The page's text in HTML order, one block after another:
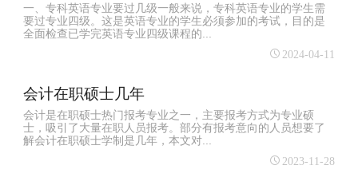
一、专科英语专业要过几级一般来说，专科英语专业的学生需
要过专业四级。这是英语专业的学生必须参加的考试，目的是
全面检查已学完英语专业四级课程的...
2024-04-11
会计在职硕士几年
会计是在职硕士热门报考专业之一，主要报考方式为专业硕
士，吸引了大量在职人员报考。部分有报考意向的人员想要了
解会计在职硕士学制是几年，本文对...
2023-11-28